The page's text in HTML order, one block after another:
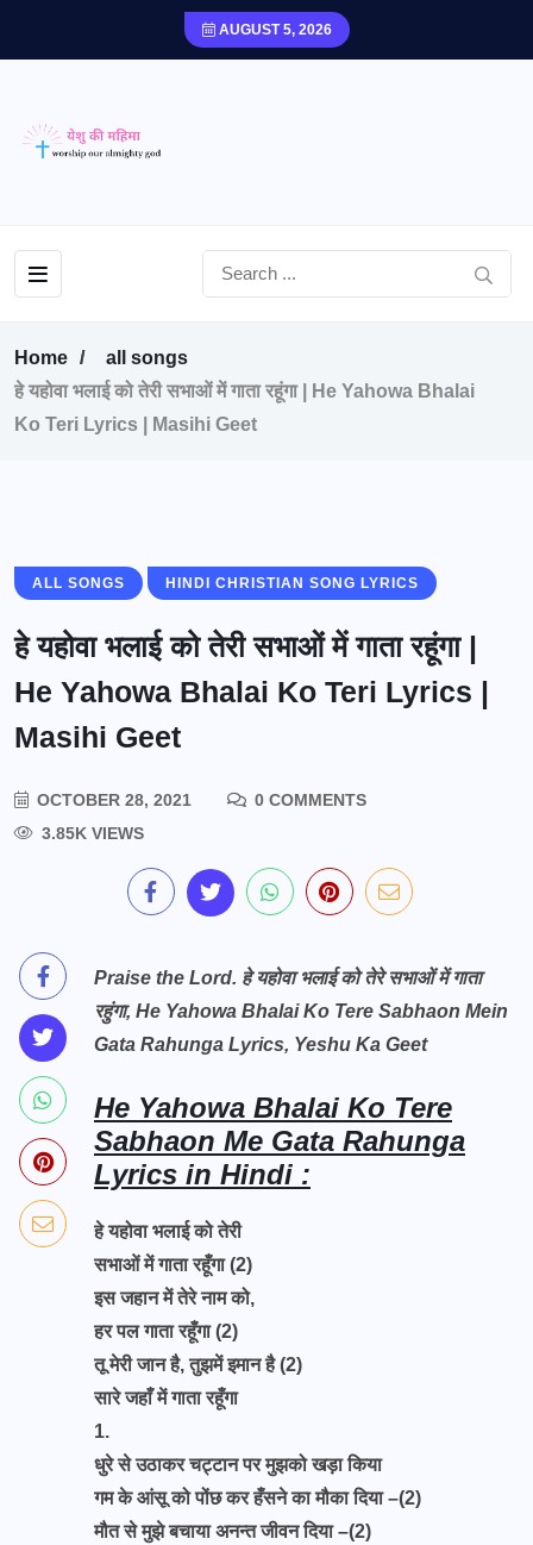
AUGUST 5, 2026
Home
all songs
हे यहोवा भलाई को तेरी सभाओं में गाता रहूंगा | He Yahowa Bhalai
Ko Teri Lyrics | Masihi Geet
ALL SONGS HINDI CHRISTIAN SONG LYRICS
हे यहोवा भलाई को तेरी सभाओं में गाता रहूंगा |
He Yahowa Bhalai Ko Teri Lyrics |
Masihi Geet
OCTOBER 28, 2021
0 COMMENTS
3.85K VIEWS
Praise the Lord. हे यहोवा भलाई को तेरे सभाओं में गाता
रहुंगा, He Yahowa Bhalai Ko Tere Sabhaon Mein
Gata Rahunga Lyrics, Yeshu Ka Geet
He Yahowa Bhalai Ko Tere
Sabhaon Me Gata Rahunga
Lyrics in Hindi :
हे यहोवा भलाई को तेरी
सभाओं में गाता रहूँगा (2)
इस जहान में तेरे नाम को,
हर पल गाता रहूँगा (2)
तू मेरी जान है, तुझमें इमान है (2)
सारे जहाँ में गाता रहूँगा
1.
धुरे से उठाकर चट्टान पर मुझको खड़ा किया
गम के आंसू को पोंछ कर हँसने का मौका दिया –(2)
मौत से मुझे बचाया अनन्त जीवन दिया –(2)